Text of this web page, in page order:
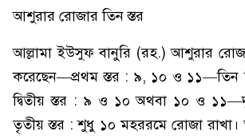
আশুরার রোজার তিন স্তর
আল্লামা ইউসুফ বানুরি (রহ.) আশুরার
করেছেন—প্রথম স্তর : ৯, ১০ ও ১১—তিন
দ্বিতীয় স্তর : ৯ ও ১০ অথবা ১০ ও
তৃতীয় স্তর : শুধু ১০ মহররমে রোজা রাখা।